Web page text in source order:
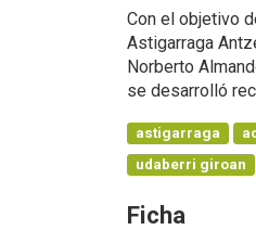
Con el objetivo
Astigarraga
Norberto
se desarrolló
astigarraga
udaberri giroan
Ficha